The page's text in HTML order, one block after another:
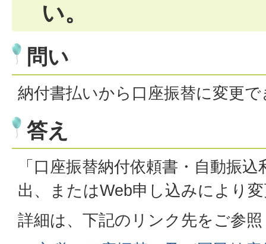
い。
問い
納付書払いから口座振替に変更
答え
「口座振替納付依頼書・自動振
出、またはWeb申し込みにより
詳細は、下記のリンク先をご参